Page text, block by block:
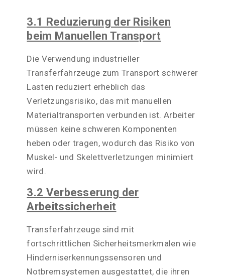
3.1 Reduzierung der Risiken
beim Manuellen Transport
Die Verwendung industrieller
Transferfahrzeuge zum Transport schwerer
Lasten reduziert erheblich das
Verletzungsrisiko, das mit manuellen
Materialtransporten verbunden ist. Arbeiter
müssen keine schweren Komponenten
heben oder tragen, wodurch das Risiko von
Muskel- und Skelettverletzungen minimiert
wird.
3.2 Verbesserung der
Arbeitssicherheit
Transferfahrzeuge sind mit
fortschrittlichen Sicherheitsmerkmalen wie
Hinderniserkennungssensoren und
Notbremsystemen ausgestattet, die ihren